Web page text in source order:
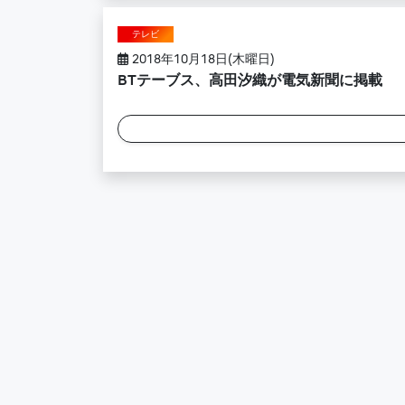
テレビ
2018年10月18日(木曜日)
BTテーブス、高田汐織が電気新聞に掲載